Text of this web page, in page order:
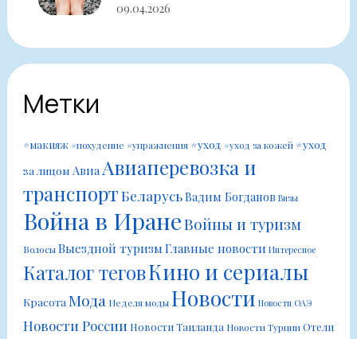
09.04.2026
Метки
#макияж #похудение #упражнения #уход #уход за кожей #уход
за лицом Авиа Авиаперевозка и
транспортБеларусьВадим Богданов Визы
Война в ИранеВойны и туризм
ВолосыВыездной туризмГлавные новости Интересное
Каталог теговКино и сериалы
Красота Мода Неделя моды Новости Новости ОАЭ
Новости России Новости Таиланда Новости ТурцииОтели